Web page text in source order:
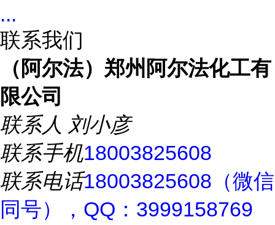
...
联系我们
（阿尔法）郑州阿尔法化工有
限公司
联系人 刘小彦
联系手机18003825608
联系电话18003825608（微信
同号），QQ：3999158769